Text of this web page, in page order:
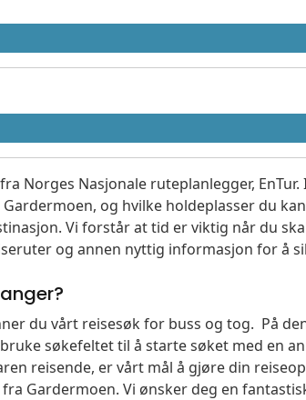
Norges Nasjonale ruteplanlegger,
og hvilke holdeplasser du
Vi forstår at tid er viktig når du
og annen nyttig informasjon for å
du vårt reisesøk for buss og tog. På
søkefeltet til å starte søket med en
reisende, er vårt mål å gjøre din
Gardermoen. Vi ønsker deg en